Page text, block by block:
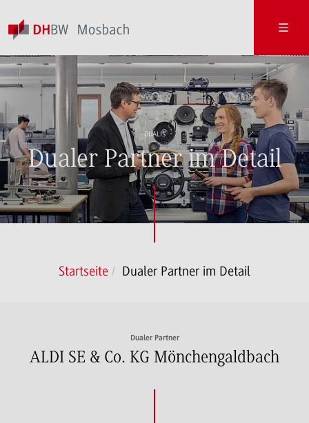
DUALIS
Dualer Partner im Detail
Startseite Dualer Partner im Detail
Dualer Partner
ALDI SE & Co. KG Mönchengaldbach